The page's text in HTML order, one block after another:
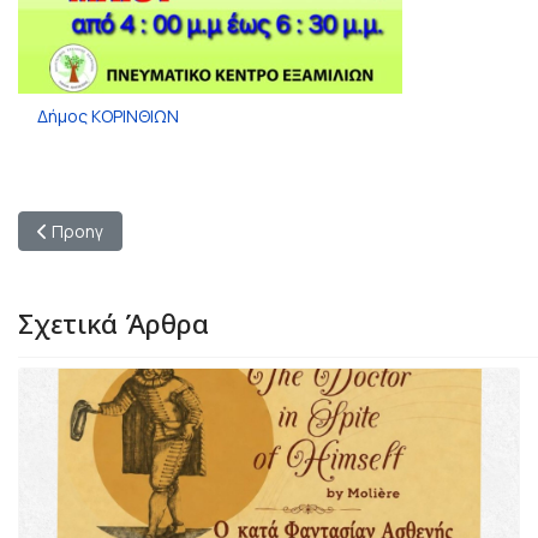
Δήμος ΚΟΡΙΝΘΙΩΝ
Προηγούμενο άρθρο: Προσεγγίσεις στην Κορινθία |
Προηγ
Σχετικά Άρθρα